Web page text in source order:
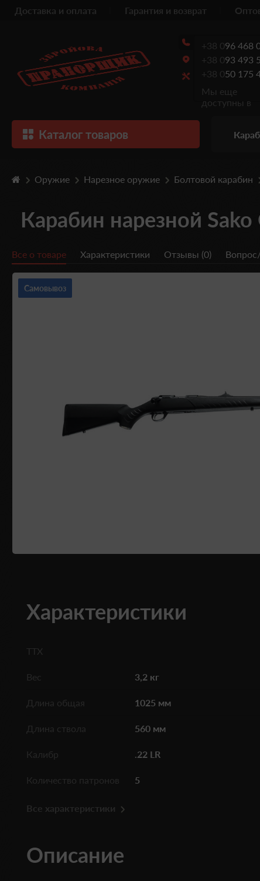
Доставка и оплата Гарантия и возврат
+38 096 468
+38 093 493
+38 050 175
Мы еще
доступны в
Каталог товаров
Оружие Нарезное оружие Болтовой карабин
Карабин нарезной
Все о товаре Характеристики Отзывы (0)
Самовывоз
Характеристики
ТТХ
Вес 3,2 кг
Длина общая 1025 мм
Длина ствола 560 мм
Калибр .22 LR
Количество патронов 5
Все характеристики
Описание